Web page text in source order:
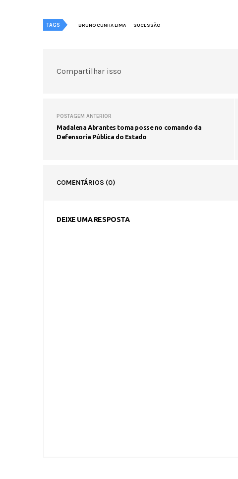
TAGS BRUNO CUNHA LIMA SUCESSÃO
Compartilhar isso
POSTAGEM ANTERIOR
Madalena Abrantes toma posse no comando da
Defensoria Pública do Estado
COMENTÁRIOS (0)
DEIXE UMA RESPOSTA